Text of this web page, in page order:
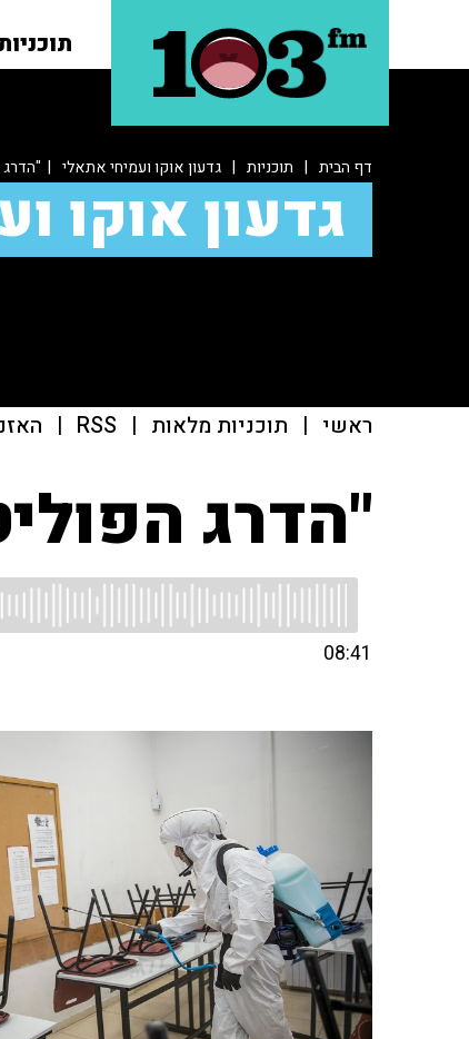
דף הבית | תוכניות | גדעון אוקו ועמיחי אתאלי |
גדעון אוקו
ראשי | תוכניות מלאות |
RSS
|
"הדרג
08:41